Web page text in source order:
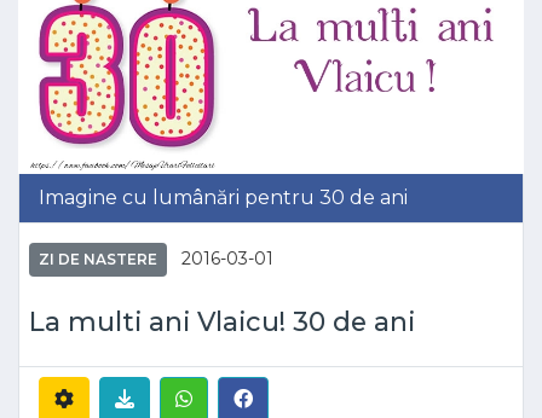
Imagine cu lumânări pentru 30 de ani
ZI DE NASTERE 2016-03-01
La multi ani Vlaicu! 30 de ani